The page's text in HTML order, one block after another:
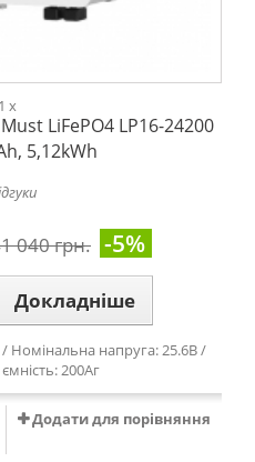
1 x
LiFePO4 LP16-24200
5,12kWh
040 грн. -5%
Докладніше
/ Номінальна напруга: 25.6В /
200Аг
Додати для порівняння